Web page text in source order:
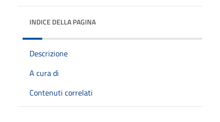
INDICE DELLA PAGINA
Descrizione
A cura di
Contenuti correlati